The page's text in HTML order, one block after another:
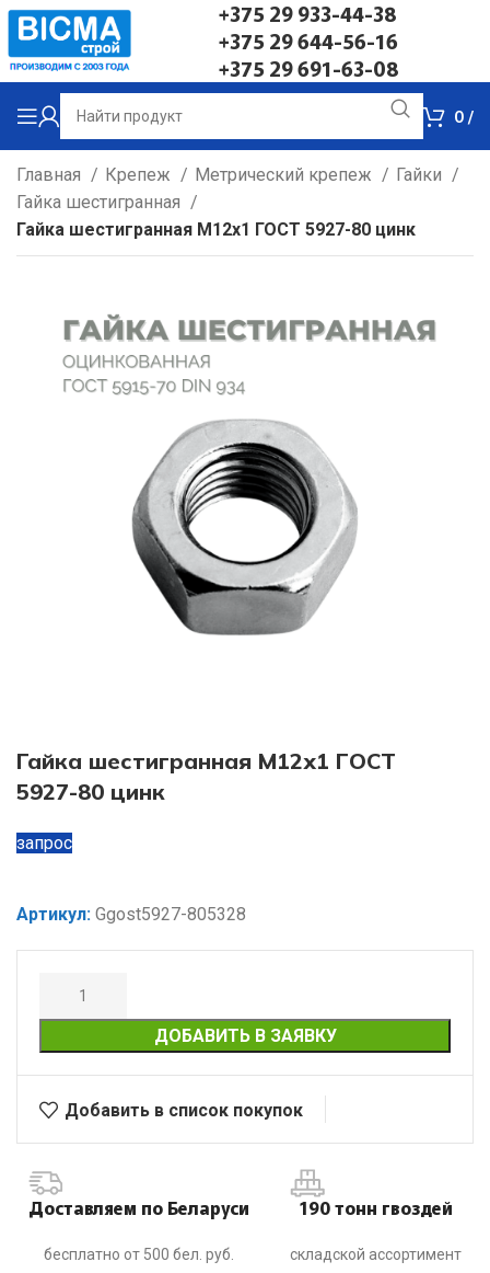
+375 29 933-44-38
+375 29 644-56-16
+375 29 691-63-08
0 /
Главная Крепеж Метрический крепеж
Гайки
Гайка шестигранная
Гайка шестигранная М12х1 ГОСТ 5927-80 цинк
Гайка шестигранная М12х1 ГОСТ
5927-80 цинк
запрос
Артикул: Ggost5927-805328
ДОБАВИТЬ В ЗАЯВКУ
Добавить в список покупок
Доставляем по Беларуси
бесплатно от 500 бел. руб.
190 тонн гвоздей
складской ассортимент